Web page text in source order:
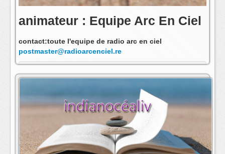
animateur : Equipe Arc En Ciel
contact:toute l'equipe de radio arc en ciel
postmaster@radioarcenciel.re
s'abonner au fil rss de cette emission: